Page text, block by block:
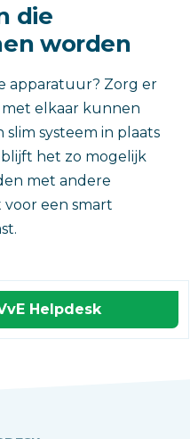
die
worden
apparatuur? Zorg er
elkaar kunnen
systeem in plaats
het zo mogelijk
met andere
een smart
Helpdesk